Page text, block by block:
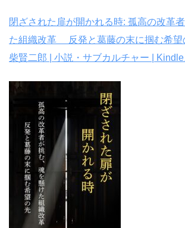
閉ざされた扉が開かれる時: 孤高の改革
た組織改革 反発と葛藤の末に掴む希望
柴賢二郎 | 小説・サブカルチャー |